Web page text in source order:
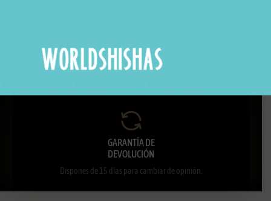
ENTREGA
EN 24H-48H
Recibe tu pedido cómodamente en casa.
GARANTÍA DE
DEVOLUCIÓN
Dispones de 15 días para cambiar de opinión.